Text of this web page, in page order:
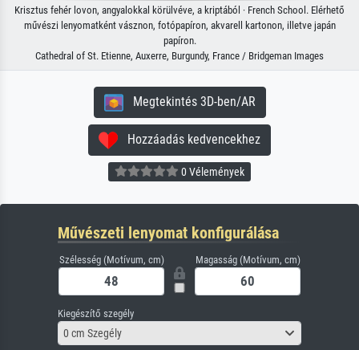
Krisztus fehér lovon, angyalokkal körülvéve, a kriptából · French School. Elérhető
művészi lenyomatként vásznon, fotópapíron, akvarell kartonon, illetve japán
papíron.
Cathedral of St. Etienne, Auxerre, Burgundy, France / Bridgeman Images
Megtekintés 3D-ben/AR
Hozzáadás kedvencekhez
0 Vélemények
Művészeti lenyomat konfigurálása
Szélesség (Motívum, cm) Magasság (Motívum, cm)
Kiegészítő szegély
0 cm Szegély